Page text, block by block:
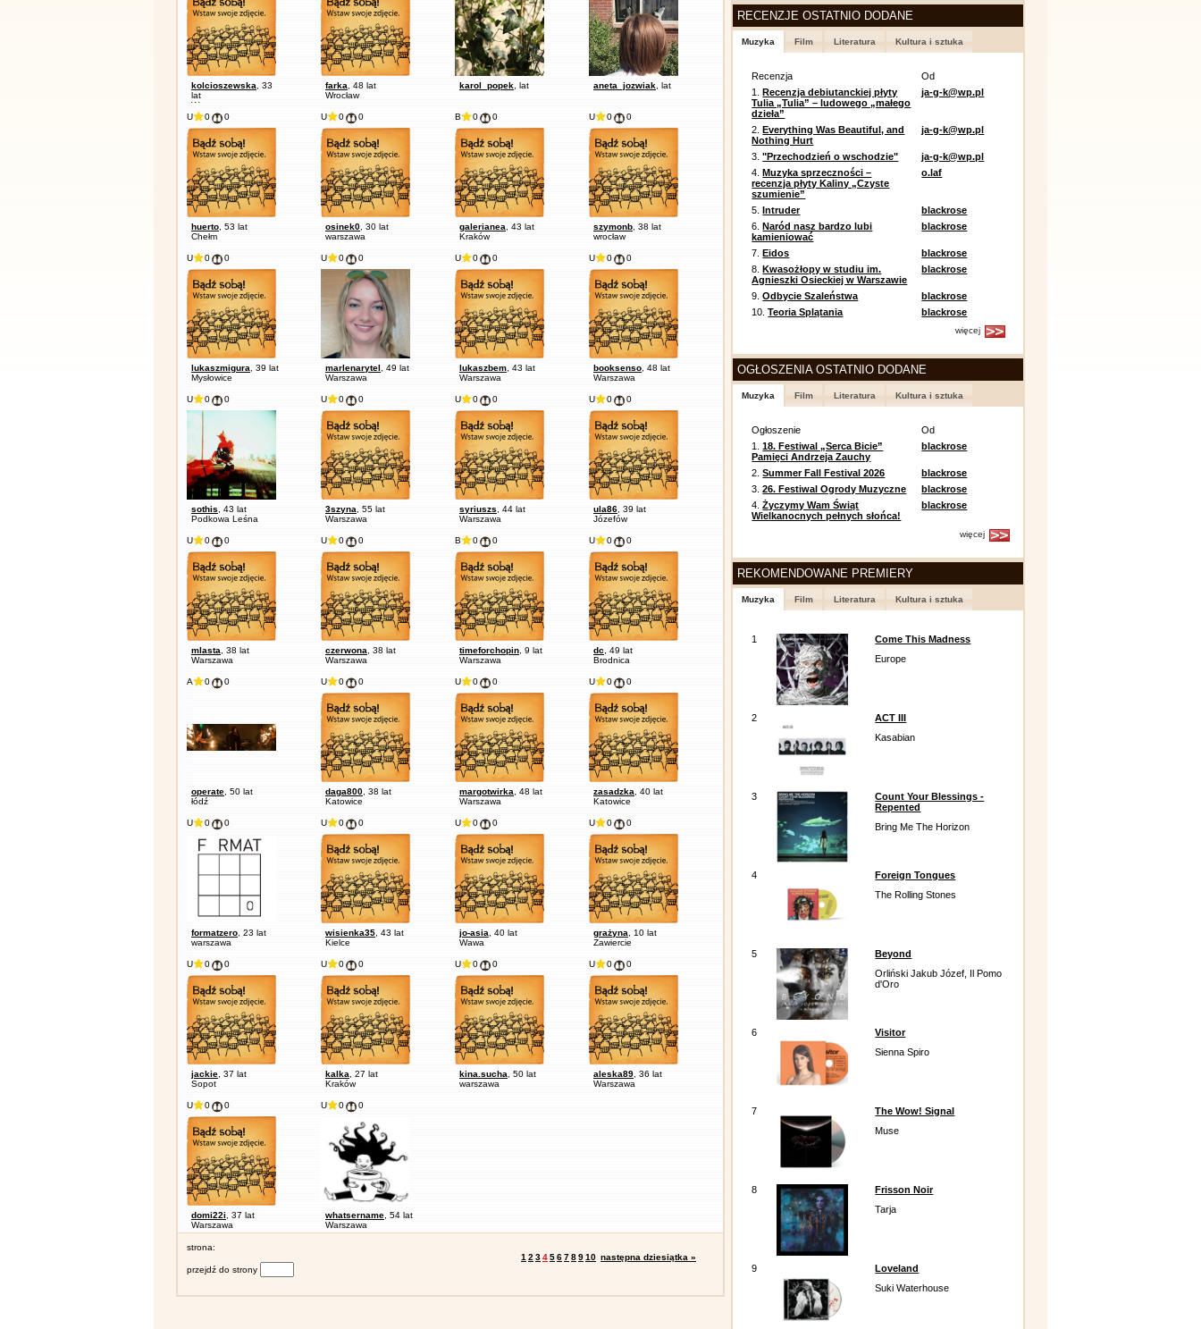
kolcioszewska , 33
lat
Warszawa
farka , 48 lat
Wrocław
karol_popek , lat aneta_jozwiak , lat
U 0 0
huerto , 53 lat
Chełm
U 0 0
osinek0 , 30 lat
warszawa
B 0 0
galerianea , 43 lat
Kraków
U 0 0
szymonb , 38 lat
wrocław
U 0 0
lukaszmigura , 39 lat
Mysłowice
U 0 0
marlenarytel , 49 lat
Warszawa
U 0 0
lukaszbem , 43 lat
Warszawa
U 0 0
booksenso , 48 lat
Warszawa
U 0 0
sothis , 43 lat
Podkowa Leśna
U 0 0
3szyna , 55 lat
Warszawa
U 0 0
syriuszs , 44 lat
Warszawa
U 0 0
ula86 , 39 lat
Józefów
U 0 0
mlasta , 38 lat
Warszawa
U 0 0
czerwona , 38 lat
Warszawa
B 0 0
timeforchopin , 9 lat
Warszawa
U 0 0
dc , 49 lat
Brodnica
A 0 0
operate , 50 lat
łódź
U 0 0
daga800 , 38 lat
Katowice
U 0 0
margotwirka , 48 lat
Warszawa
U 0 0
zasadzka , 40 lat
Katowice
U 0 0
formatzero , 23 lat
warszawa
U 0 0
wisienka35 , 43 lat
Kielce
U 0 0
jo-asia , 40 lat
Wawa
U 0 0
grażyna , 10 lat
Zawiercie
U 0 0
jackie , 37 lat
Sopot
U 0 0
kalka , 27 lat
Kraków
U 0 0
kina.sucha , 50 lat
warszawa
U 0 0
aleska89 , 36 lat
Warszawa
U 0 0
domi22i , 37 lat
Warszawa
U 0 0
whatsername , 54 lat
Warszawa
strona:
1 2 345678910 następna dziesiątka »
przejdź do strony
RECENZJE OSTATNIO DODANE
Muzyka Film Literatura Kultura i sztuka
Recenzja
Od
1.Recenzja debiutanckiej płyty
Tulia „Tulia” – ludowego „małego
dzieła”
ja-g-k@wp.pl
2.Everything Was Beautiful, and
Nothing Hurt
ja-g-k@wp.pl
3."Przechodzień o wschodzie"
ja-g-k@wp.pl
4.Muzyka sprzeczności –
recenzja płyty Kaliny „Czyste
szumienie”
o.laf
5.Intruder
blackrose
6.Naród nasz bardzo lubi
kamieniować
blackrose
7.Eidos
blackrose
8.Kwasożłopy w studiu im.
Agnieszki Osieckiej w Warszawie
blackrose
9.Odbycie Szaleństwa
blackrose
10.Teoria Splątania blackrose
więcej
OGŁOSZENIA OSTATNIO DODANE
Muzyka Film Literatura Kultura i sztuka
Ogłoszenie
Od
1.18. Festiwal „Serca Bicie”
Pamięci Andrzeja Zauchy
blackrose
2.Summer Fall Festival 2026
blackrose
3.26. Festiwal Ogrody Muzyczne
blackrose
4.Życzymy Wam Świąt
Wielkanocnych pełnych słońca!
blackrose
więcej
REKOMENDOWANE PREMIERY
Muzyka Film Literatura Kultura i sztuka
1
Come This Madness
Europe
2
ACT III
Kasabian
3
Count Your Blessings -
Repented
Bring Me The Horizon
4
Foreign Tongues
The Rolling Stones
5
Beyond
Orliński Jakub Józef, Il Pomo
d'Oro
6
Visitor
Sienna Spiro
7
The Wow! Signal
Muse
8
Frisson Noir
Tarja
9
Loveland
Suki Waterhouse